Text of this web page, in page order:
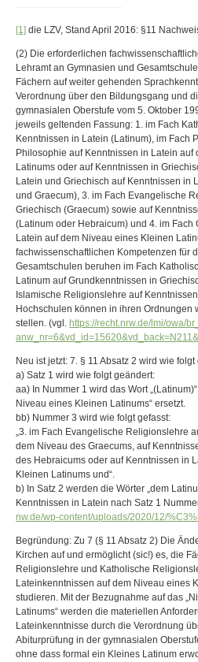
[1] die LZV, Stand April 2016: §11
(2) Die erforderlichen
Lehramt an Gymnasien und
Fächern auf weiter gehenden
Verordnung über den Bildungsgang und
gymnasialen Oberstufe vom 5. Oktober
jeweils geltenden Fassung: 1. im Fach
Kenntnissen in Latein (Latinum), im Fach
Philosophie auf Kenntnissen in Latein auf
Latinums oder auf Kenntnissen in
Latein und Griechisch auf Kenntnissen in
und Graecum), 3. im Fach Evangelische
Griechisch (Graecum) sowie auf
(Latinum oder Hebraicum) und 4. im Fach
Latein auf dem Niveau eines Kleinen
fachwissenschaftlichen Kompetenzen für
Gesamtschulen beruhen im Fach
Latinum auf Grundkenntnissen in
Islamische Religionslehre auf
Hochschulen können in ihren Ordnungen
stellen. (vgl. https://recht.nrw.de/lmi/owa/
Neu ist jetzt: 7. § 11 Absatz 2 wird wie
a) Satz 1 wird wie folgt geändert:
aa) In Nummer 1 wird das Wort
Niveau eines Kleinen Latinums“ ersetzt.
bb) Nummer 3 wird wie folgt gefasst:
„3. im Fach Evangelische Religionslehre
dem Niveau des Graecums, auf
des Hebraicums oder auf Kenntnissen in
Kleinen Latinums und“.
b) In Satz 2 werden die Wörter „dem
Kenntnissen in Latein nach Satz 1
nw.de/wp-content/uploads/2020/12/
Begründung: Zu 7 (§ 11 Absatz 2) Die
Kirchen auf und ermöglicht (sic!) es, die
Religionslehre und Katholische
Lateinkenntnissen auf dem Niveau eines
studieren. Mit der Bezugnahme auf das
Latinums“ werden die materiellen
Lateinkenntnisse durch die Verordnung
Abiturprüfung in der gymnasialen
ohne dass formal ein Kleines Latinum